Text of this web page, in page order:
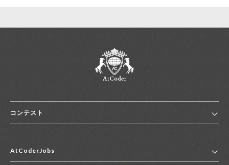
コンテスト
コンテスト一覧
AtCoderJobs